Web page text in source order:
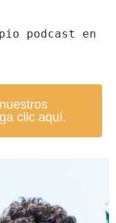
podcast en
clic aquí.